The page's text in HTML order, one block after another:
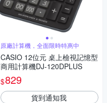
原廠計算機，全面限時特惠中
CASIO 12位元 桌上檢視記憶型
商用計算機DJ-120DPLUS
$829
貨到通知我